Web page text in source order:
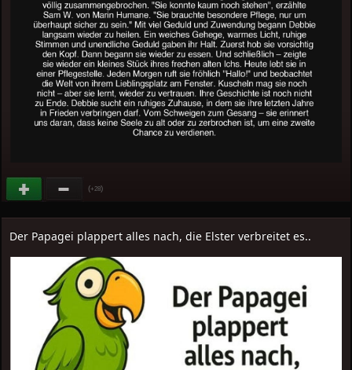
(+28)
Der Papagei plappert alles nach, die Elster verbreitet es..